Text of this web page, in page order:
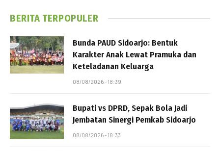
BERITA TERPOPULER
Bunda PAUD Sidoarjo: Bentuk
Karakter Anak Lewat Pramuka dan
Keteladanan Keluarga
08/08/2026 - 18:39
Bupati vs DPRD, Sepak Bola Jadi
Jembatan Sinergi Pemkab Sidoarjo
08/08/2026 - 18:33